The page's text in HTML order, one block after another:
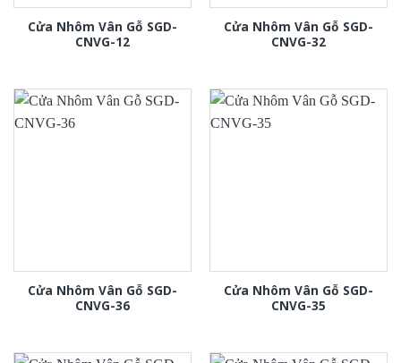
Cửa Nhôm Vân Gỗ SGD-
CNVG-12
Cửa Nhôm Vân Gỗ SGD-
CNVG-32
Cửa Nhôm Vân Gỗ SGD-
CNVG-36
Cửa Nhôm Vân Gỗ SGD-
CNVG-35